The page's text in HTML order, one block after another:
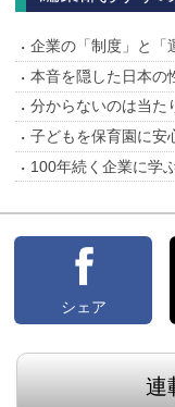
企業の「制度」と「
本音を隠した日本の
分からないのは当た
子どもを保育園に安
100年続く企業に学
シェア
連